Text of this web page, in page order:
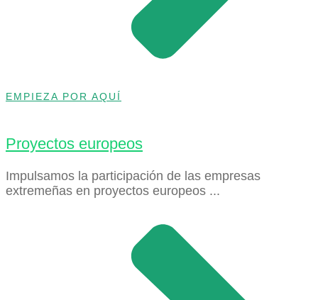
EMPIEZA POR AQUÍ
Proyectos europeos
Impulsamos la participación de las empresas
extremeñas en proyectos europeos ...